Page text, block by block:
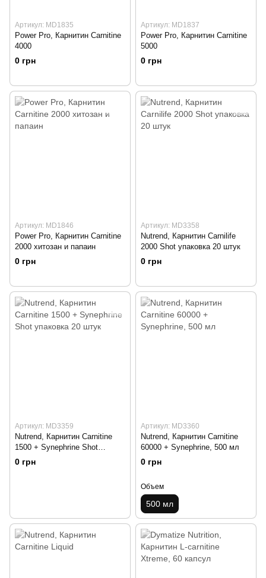
Артикул: MD1835
Power Pro, Карнитин Carnitine
4000
0 грн
Артикул: MD1837
Power Pro, Карнитин Carnitine
5000
0 грн
Артикул: MD1846
Power Pro, Карнитин Сarnitine
2000 хитозан и папаин
0 грн
Артикул: MD3358
Nutrend, Карнитин Carnilife
2000 Shot упаковка 20 штук
0 грн
Артикул: MD3359
Nutrend, Карнитин Carnitine
1500 + Synephrine Shot
упаковка 20 штук
0 грн
Артикул: MD3360
Nutrend, Карнитин Carnitine
60000 + Synephrine, 500 мл
0 грн
Объем
500 мл